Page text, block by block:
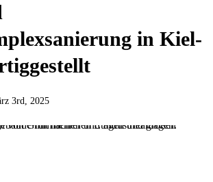
in Kiel-
3rd, 2025